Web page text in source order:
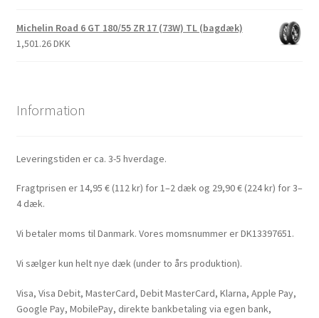
Michelin Road 6 GT 180/55 ZR 17 (73W) TL (bagdæk)
1,501.26 DKK
Information
Leveringstiden er ca. 3-5 hverdage.
Fragtprisen er 14,95 € (112 kr) for 1–2 dæk og 29,90 € (224 kr) for 3–
4 dæk.
Vi betaler moms til Danmark. Vores momsnummer er DK13397651.
Vi sælger kun helt nye dæk (under to års produktion).
Visa, Visa Debit, MasterCard, Debit MasterCard, Klarna, Apple Pay,
Google Pay, MobilePay, direkte bankbetaling via egen bank,